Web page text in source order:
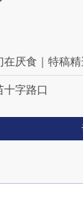
厌食｜特稿
字路口